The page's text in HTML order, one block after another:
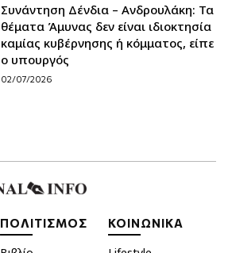
Συνάντηση Δένδια – Ανδρουλάκη: Τα
θέματα Άμυνας δεν είναι ιδιοκτησία
καμίας κυβέρνησης ή κόμματος, είπε
ο υπουργός
02/07/2026
ΠΟΛΙΤΙΣΜΟΣ ΚΟΙΝΩΝΙΚΑ